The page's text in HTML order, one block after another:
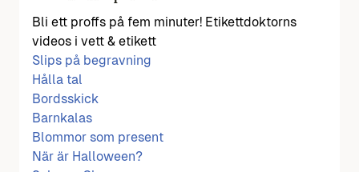
Bli ett proffs på fem minuter! Etikettdoktorns
videos i vett & etikett
Slips på begravning
Hålla tal
Bordsskick
Barnkalas
Blommor som present
När är Halloween?